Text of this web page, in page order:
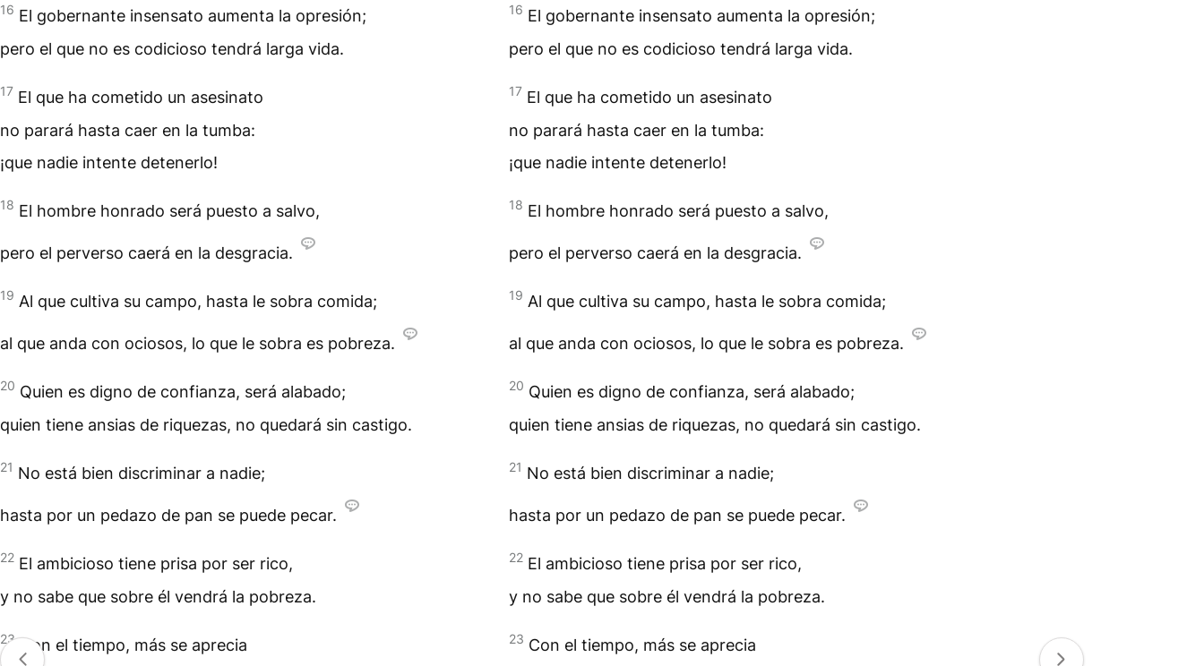
16 El gobernante insensato aumenta la opresión;
pero el que no es codicioso tendrá larga vida.
17 El que ha cometido un asesinato
no parará hasta caer en la tumba:
¡que nadie intente detenerlo!
18 El hombre honrado será puesto a salvo,
pero el perverso caerá en la desgracia.
19 Al que cultiva su campo, hasta le sobra comida;
al que anda con ociosos, lo que le sobra es pobreza.
20 Quien es digno de confianza, será alabado;
quien tiene ansias de riquezas, no quedará sin castigo.
21 No está bien discriminar a nadie;
hasta por un pedazo de pan se puede pecar.
22 El ambicioso tiene prisa por ser rico,
y no sabe que sobre él vendrá la pobreza.
23 Con el tiempo, más se aprecia
16 El gobernante insensato aumenta la opresión;
pero el que no es codicioso tendrá larga vida.
17 El que ha cometido un asesinato
no parará hasta caer en la tumba:
¡que nadie intente detenerlo!
18 El hombre honrado será puesto a salvo,
pero el perverso caerá en la desgracia.
19 Al que cultiva su campo, hasta le sobra comida;
al que anda con ociosos, lo que le sobra es pobreza.
20 Quien es digno de confianza, será alabado;
quien tiene ansias de riquezas, no quedará sin castigo.
21 No está bien discriminar a nadie;
hasta por un pedazo de pan se puede pecar.
22 El ambicioso tiene prisa por ser rico,
y no sabe que sobre él vendrá la pobreza.
23 Con el tiempo, más se aprecia